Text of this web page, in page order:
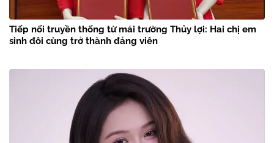
Tiếp nối truyền thống từ mái trường Thủy lợi: Hai chị em
sinh đôi cùng trở thành đảng viên